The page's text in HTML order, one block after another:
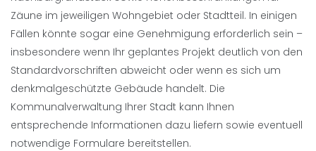
Zäune im jeweiligen Wohngebiet oder Stadtteil. In einigen
Fällen könnte sogar eine Genehmigung erforderlich sein –
insbesondere wenn Ihr geplantes Projekt deutlich von den
Standardvorschriften abweicht oder wenn es sich um
denkmalgeschützte Gebäude handelt. Die
Kommunalverwaltung Ihrer Stadt kann Ihnen
entsprechende Informationen dazu liefern sowie eventuell
notwendige Formulare bereitstellen.